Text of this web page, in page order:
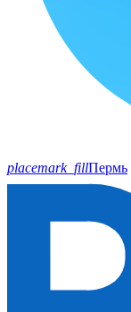
placemark_fillПермь